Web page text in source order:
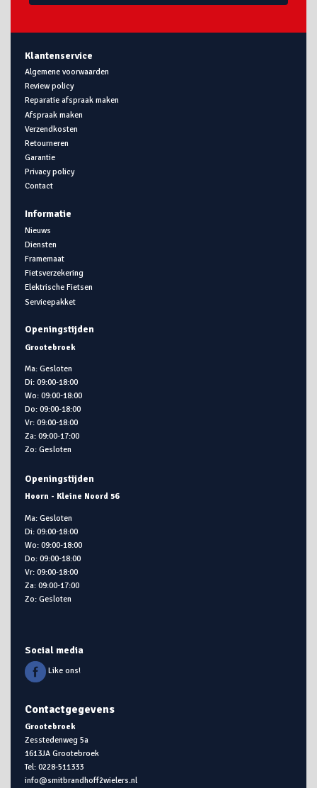
Klantenservice
Algemene voorwaarden
Review policy
Reparatie afspraak maken
Afspraak maken
Verzendkosten
Retourneren
Garantie
Privacy policy
Contact
Informatie
Nieuws
Diensten
Framemaat
Fietsverzekering
Elektrische Fietsen
Servicepakket
Openingstijden
Grootebroek
Ma: Gesloten
Di: 09:00-18:00
Wo: 09:00-18:00
Do: 09:00-18:00
Vr: 09:00-18:00
Za: 09:00-17:00
Zo: Gesloten
Openingstijden
Hoorn - Kleine Noord 56
Ma: Gesloten
Di: 09:00-18:00
Wo: 09:00-18:00
Do: 09:00-18:00
Vr: 09:00-18:00
Za: 09:00-17:00
Zo: Gesloten
Social media
Like ons!
Contactgegevens
Grootebroek
Zesstedenweg 5a
1613JA Grootebroek
Tel: 0228-511333
info@smitbrandhoff2wielers.nl